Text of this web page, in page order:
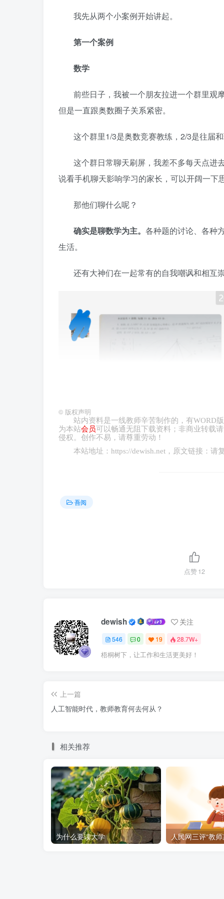
我先从两个小案例开始讲起。
第一个案例
数学
前些日子，我被一个朋友拉进一个群里观
但是一直跟奥数圈子关系紧密。
这个群里1/3是奥数竞赛教练，2/3是往届
这个群日常聊天刷屏，我差不多每天点进
说看手机聊天影响学习的家长，可以开阔一
那他们聊什么呢？
确实是聊数学为主。 各种题的讨论、各种
生活。
还有大神们在一起常有的自我嘲讽和相互
© 版权声明
站内资料是一线教师辛苦制作的，有WORD
为本站会员可以畅通无阻下载资料；非商业转载
侵权。创作不易，请尊重劳动！
本站地址： https://dewish.net ，原文链接：请
吾阅
点赞12
dewish 关注
546 0 19 28.7W+
梧桐树下，让工作和生活更美好！
上一篇
人工智能时代，教师教育何去何从？
相关推荐
为什么要读大学